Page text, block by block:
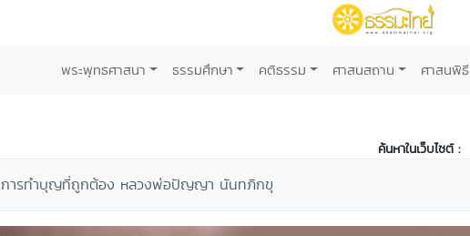
พระพุทธศาสนา ธรรมศึกษา คติธรรม ศาสนสถาน ศาสนพิธี
ค้นหาในเว็บไซต์ :
การทำบุญที่ถูกต้อง หลวงพ่อปัญญา นันทภิกขุ